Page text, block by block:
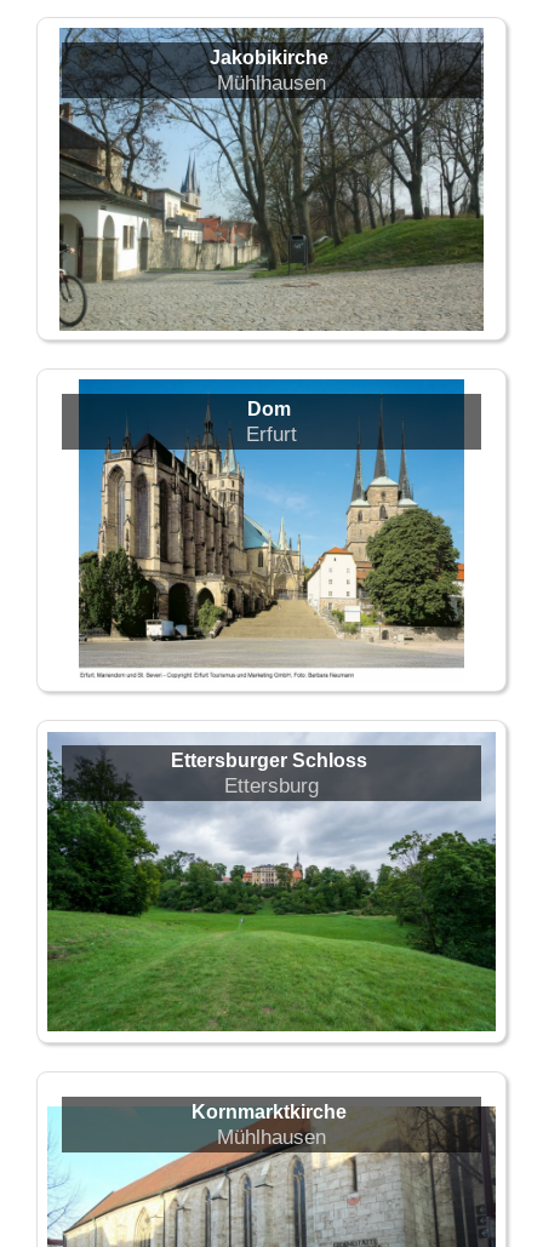
Jakobikirche
Mühlhausen
Dom
Erfurt
Ettersburger Schloss
Ettersburg
Kornmarktkirche
Mühlhausen